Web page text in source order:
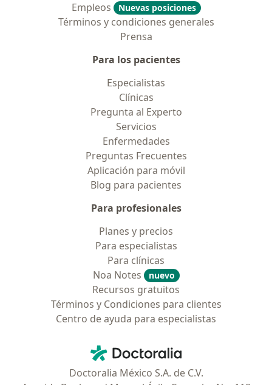
Empleos
Nuevas posiciones
Términos y condiciones generales
Prensa
Para los pacientes
Especialistas
Clínicas
Pregunta al Experto
Servicios
Enfermedades
Preguntas Frecuentes
Aplicación para móvil
Blog para pacientes
Para profesionales
Planes y precios
Para especialistas
Para clínicas
Noa Notes
nuevo
Recursos gratuitos
Términos y Condiciones para clientes
Centro de ayuda para especialistas
Doctoralia - Página de inicio
Doctoralia México S.A. de C.V.